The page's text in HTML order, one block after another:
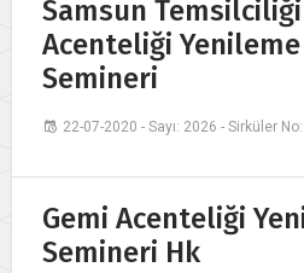
Samsun
Acenteliği
Semineri
22-07-2020 - Sayı: 2026 - Sirküler
Gemi Acenteliği
Semineri Hk